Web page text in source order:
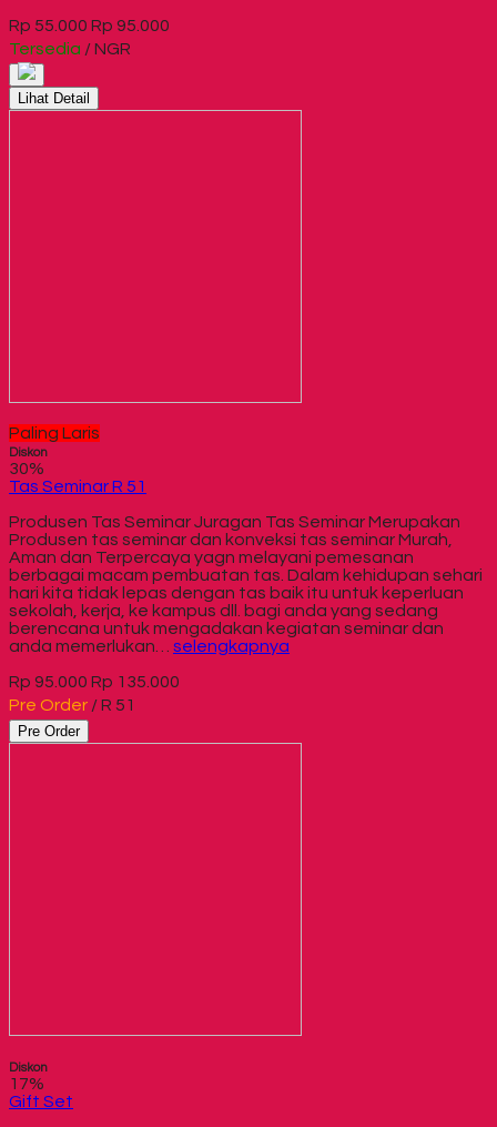
Rp 55.000 Rp 95.000
Tersedia / NGR
Lihat Detail
Paling Laris
Diskon
30%
Tas Seminar R 51
Produsen Tas Seminar Juragan Tas Seminar Merupakan
Produsen tas seminar dan konveksi tas seminar Murah,
Aman dan Terpercaya yagn melayani pemesanan
berbagai macam pembuatan tas. Dalam kehidupan sehari
hari kita tidak lepas dengan tas baik itu untuk keperluan
sekolah, kerja, ke kampus dll. bagi anda yang sedang
berencana untuk mengadakan kegiatan seminar dan
anda memerlukan… selengkapnya
Rp 95.000 Rp 135.000
Pre Order / R 51
Pre Order
Diskon
17%
Gift Set